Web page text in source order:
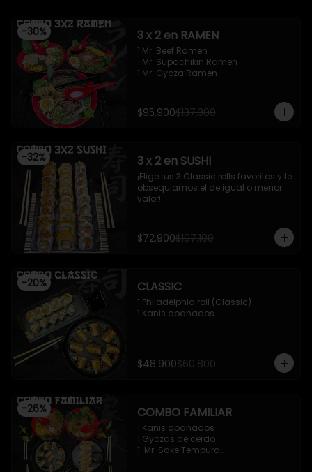
-30% 3 x 2 en RAMEN
1 Mr. Beef Ramen
1 Mr. Supachikin Ramen
1 Mr. Gyoza Ramen
$95.900$137.300
-32% 3 x 2 en SUSHI
¡Elige tus 3 Classic rolls favoritos y te
obsequiamos el de igual o menor
valor!
$72.900$107.100
-20% CLASSIC
1 Philadelphia roll (Classic)
1 Kanis apanados
$48.900$60.800
-26% COMBO FAMILIAR
1 Kanis apanados
1 Gyozas de cerdo
1  Mr. Sake Tempura